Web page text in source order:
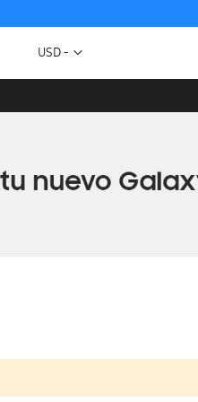
Moneda
USD -